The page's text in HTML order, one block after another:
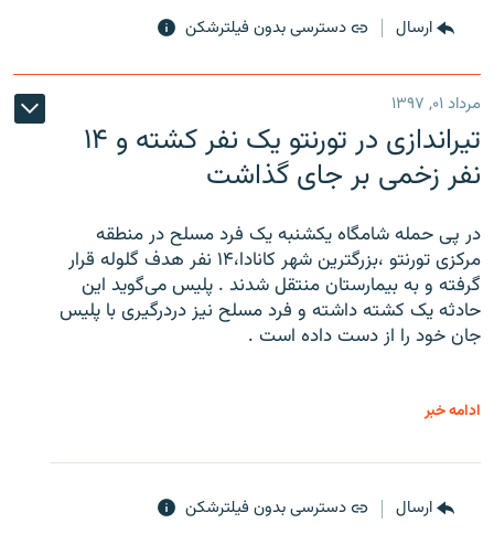
ارسال دسترسی بدون فیلترشکن
مرداد ۰۱, ۱۳۹۷
تیراندازی در تورنتو یک نفر کشته و ۱۴
نفر زخمی بر جای گذاشت
در پی حمله شامگاه یکشنبه یک فرد مسلح در منطقه
مرکزی تورنتو ،‌بزرگترین شهر کانادا،۱۴ نفر هدف گلوله قرار
گرفته و به بیمارستان منتقل شدند . پلیس می‌گوید این
حادثه یک کشته داشته و فرد مسلح نیز دردرگیری با پلیس
جان خود را از دست داده است .
ادامه خبر
ارسال دسترسی بدون فیلترشکن